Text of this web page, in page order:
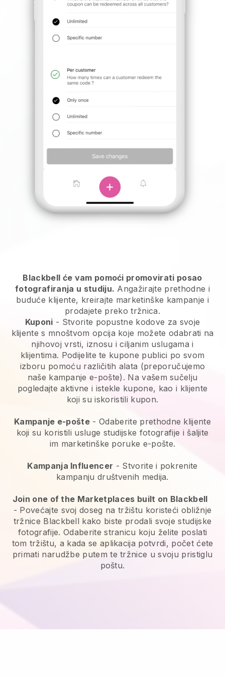
Blackbell će vam pomoći promovirati posao
fotografiranja u studiju. Angažirajte prethodne i
buduće klijente, kreirajte marketinške kampanje i
prodajete preko tržnica.
Kuponi - Stvorite popustne kodove za svoje
klijente s mnoštvom opcija koje možete odabrati na
njihovoj vrsti, iznosu i ciljanim uslugama i
klijentima. Podijelite te kupone publici po svom
izboru pomoću različitih alata (preporučujemo
naše kampanje e-pošte). Na vašem sučelju
pogledajte aktivne i istekle kupone, kao i klijente
koji su iskoristili kupon.
Kampanje e-pošte -Odaberite prethodne klijente
koji su koristili usluge studijske fotografije i šaljite
im marketinške poruke e-pošte.
Kampanja Influencer - Stvorite i pokrenite
kampanju društvenih medija.
Join one of the Marketplaces built on Blackbell
- Povećajte svoj doseg na tržištu koristeći obližnje
tržnice Blackbell kako biste prodali svoje studijske
fotografije. Odaberite stranicu koju želite poslati
tom tržištu, a kada se aplikacija potvrdi, počet ćete
primati narudžbe putem te tržnice u svoju pristiglu
poštu.